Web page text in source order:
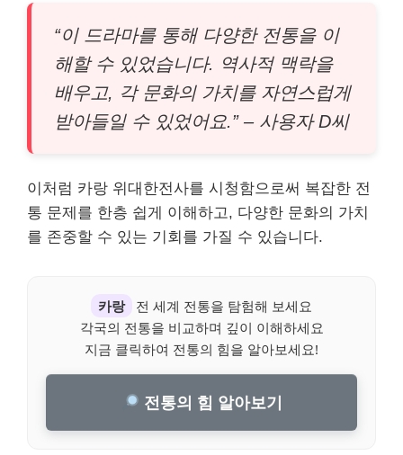
“이 드라마를 통해 다양한 전통을 이
해할 수 있었습니다. 역사적 맥락을
배우고, 각 문화의 가치를 자연스럽게
받아들일 수 있었어요.” – 사용자 D씨
이처럼 카랑 위대한전사를 시청함으로써 복잡한 전
통 문제를 한층 쉽게 이해하고, 다양한 문화의 가치
를 존중할 수 있는 기회를 가질 수 있습니다.
카랑
전 세계 전통을 탐험해 보세요
각국의 전통을 비교하며 깊이 이해하세요
지금 클릭하여 전통의 힘을 알아보세요!
전통의 힘 알아보기